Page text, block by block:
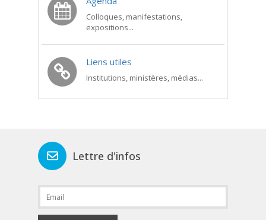
Colloques, manifestations,
expositions...
Liens utiles
Institutions, ministères, médias...
Lettre d'infos